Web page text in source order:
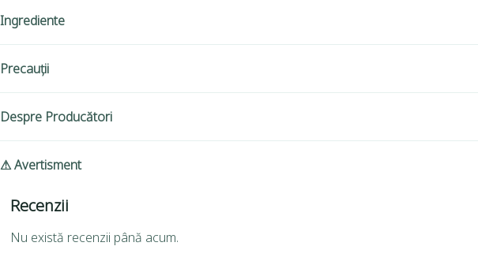
Ingrediente
Precauții
Despre Producători
⚠ Avertisment
Recenzii
Nu există recenzii până acum.